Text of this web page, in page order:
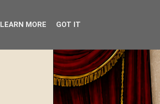
LEARN MORE GOT IT